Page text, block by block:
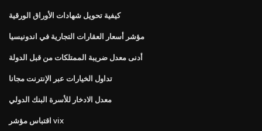
كيفية تحويل شهادات الأوراق الورقية
مؤشر أسعار العقارات التجارية في اندونيسيا
أدنى معدل ضريبة الممتلكات من قبل الدولة
تداول الخيارات عبر الإنترنت مجانا
معدل الادخار للأسرة البنك الدولي
اقتباس مؤشر vix